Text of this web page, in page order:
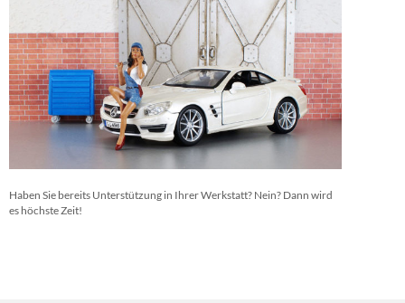
Haben Sie bereits Unterstützung in Ihrer Werkstatt? Nein? Dann wird
es höchste Zeit!